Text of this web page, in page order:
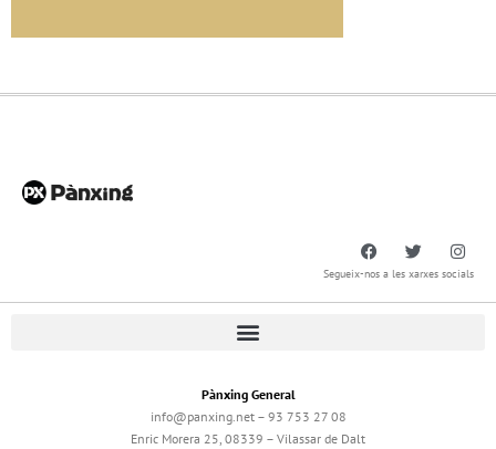
Segueix-nos a les xarxes socials
Pànxing General
info@panxing.net – 93 753 27 08
Enric Morera 25, 08339 – Vilassar de Dalt